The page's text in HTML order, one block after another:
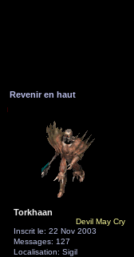
Revenir en haut
Torkhaan
Devil May Cry
Inscrit le: 22 Nov 2003
Messages: 127
Localisation: Sigil